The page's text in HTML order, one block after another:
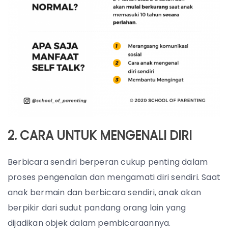
2. CARA UNTUK MENGENALI DIRI
Berbicara sendiri berperan cukup penting dalam
proses pengenalan dan mengamati diri sendiri. Saat
anak bermain dan berbicara sendiri, anak akan
berpikir dari sudut pandang orang lain yang
dijadikan objek dalam pembicaraannya.